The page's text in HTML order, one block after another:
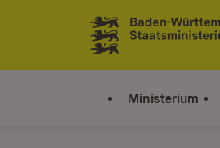
Zum Inhalt springen
Link zur Startseite
Ministerium